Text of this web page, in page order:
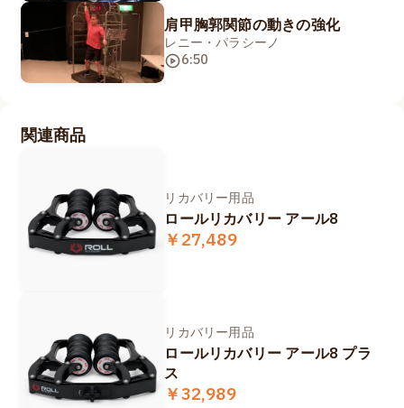
肩甲胸郭関節の動きの強化
レニー・パラシーノ
6:50
関連商品
リカバリー用品
ロールリカバリー アール8
￥27,489
リカバリー用品
ロールリカバリー アール8 プラ
ス
￥32,989